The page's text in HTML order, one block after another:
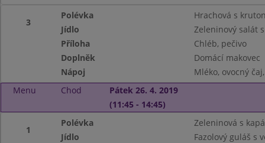
3
Polévka
Hrachová s
Jídlo
Zeleninový salát
Příloha
Chléb, pečivo
Doplněk
Domácí makovec
Nápoj
Mléko, ovocný
Menu
Chod
Pátek 26. 4. 2019
(11:45 - 14:45)
1
Polévka
Zeleninová s
Jídlo
Fazolový guláš s